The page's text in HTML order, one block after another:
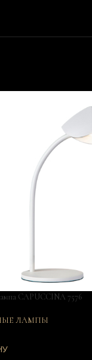
CAPUCCINA 7576
ЛАМПЫ